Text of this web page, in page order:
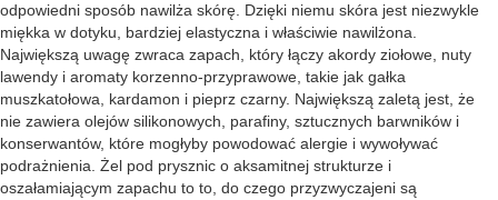
odpowiedni sposób nawilża skórę. Dzięki niemu skóra jest niezwykle
miękka w dotyku, bardziej elastyczna i właściwie nawilżona.
Największą uwagę zwraca zapach, który łączy akordy ziołowe, nuty
lawendy i aromaty korzenno-przyprawowe, takie jak gałka
muszkatołowa, kardamon i pieprz czarny. Największą zaletą jest, że
nie zawiera olejów silikonowych, parafiny, sztucznych barwników i
konserwantów, które mogłyby powodować alergie i wywoływać
podrażnienia. Żel pod prysznic o aksamitnej strukturze i
oszałamiającym zapachu to to, do czego przyzwyczajeni są